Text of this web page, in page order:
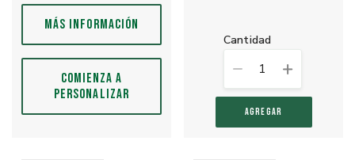
MÁS INFORMACIÓN
COMIENZA A
PERSONALIZAR
cantidad
1
AGREGAR